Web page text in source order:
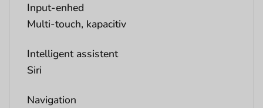
Input-enhed
Multi-touch, kapacitiv
Intelligent assistent
Siri
Navigation